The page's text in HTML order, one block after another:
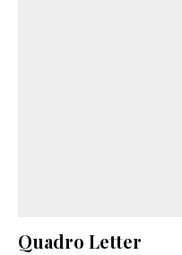
Quadro Letter